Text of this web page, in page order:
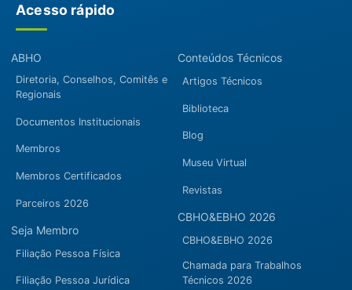
Acesso rápido
ABHO
Diretoria, Conselhos, Comitês e
Regionais
Documentos Institucionais
Membros
Membros Certificados
Parceiros 2026
Seja Membro
Filiação Pessoa Física
Filiação Pessoa Jurídica
Conteúdos Técnicos
Artigos Técnicos
Biblioteca
Blog
Museu Virtual
Revistas
CBHO&EBHO 2026
CBHO&EBHO 2026
Chamada para Trabalhos
Técnicos 2026